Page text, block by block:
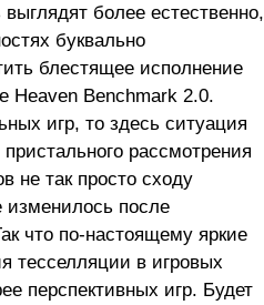
более естественно,
буквально
блестящее исполнение
Heaven Benchmark 2.0.
игр, то здесь ситуация
рассмотрения
не так просто сходу
изменилось после
что по-настоящему яркие
тесселляции в игровых
перспективных игр. Будет